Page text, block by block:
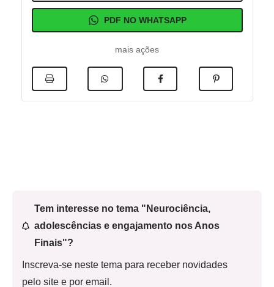
PDF NO WHATSAPP
mais ações
Tem interesse no tema "Neurociência,
adolescências e engajamento nos Anos
Finais"?
Inscreva-se neste tema para receber novidades
pelo site e por email.